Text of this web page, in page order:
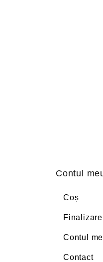
Contul
Coș
Contul
Contact